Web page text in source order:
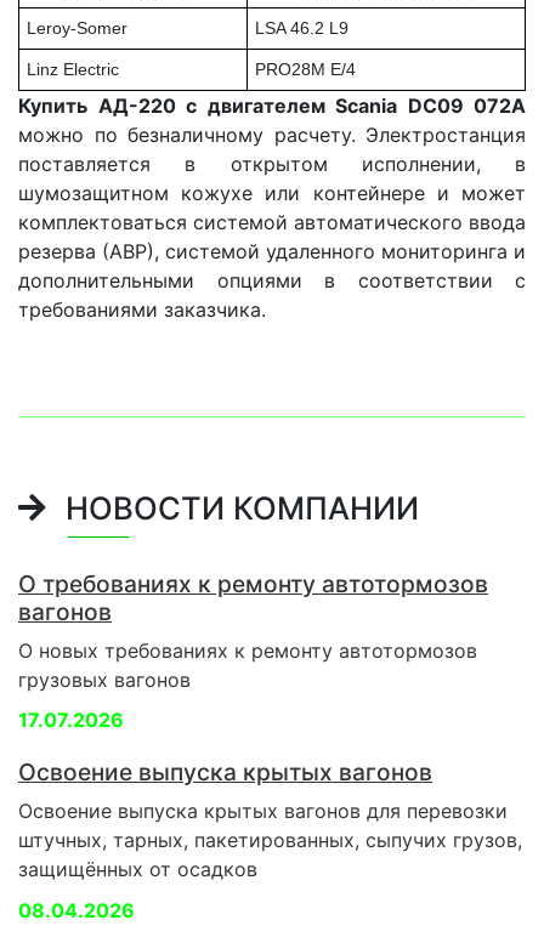
Leroy-Somer LSA 46.2 L9
Linz Electric PRO28M E/4
Купить АД-220 с двигателем Scania DC09 072A
можно по безналичному расчету. Электростанция
поставляется в открытом исполнении, в
шумозащитном кожухе или контейнере и может
комплектоваться системой автоматического ввода
резерва (АВР), системой удаленного мониторинга и
дополнительными опциями в соответствии с
требованиями заказчика.
НОВОСТИ КОМПАНИИ
О требованиях к ремонту автотормозов
вагонов
О новых требованиях к ремонту автотормозов
грузовых вагонов
17.07.2026
Освоение выпуска крытых вагонов
Освоение выпуска крытых вагонов для перевозки
штучных, тарных, пакетированных, сыпучих грузов,
защищённых от осадков
08.04.2026